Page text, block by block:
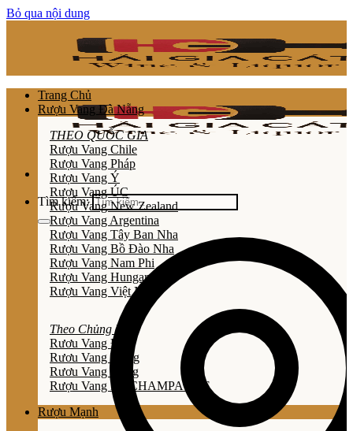
Bỏ qua nội dung
Tìm kiếm:
Trang Chủ
Rượu Vang Đà Nẵng
THEO QUỐC GIA
Rượu Vang Chile
Rượu Vang Pháp
Rượu Vang Ý
Rượu Vang ÚC
Rượu Vang New Zealand
Rượu Vang Argentina
Rượu Vang Tây Ban Nha
Rượu Vang Bồ Đào Nha
Rượu Vang Nam Phi
Rượu Vang Hungary
Rượu Vang Việt Nam
Theo Chủng Loại
Rươu Vang Đỏ
Rươu Vang Trắng
Rươu Vang Hồng
Rượu Vang Nổ/CHAMPAGNE
Rượu Mạnh